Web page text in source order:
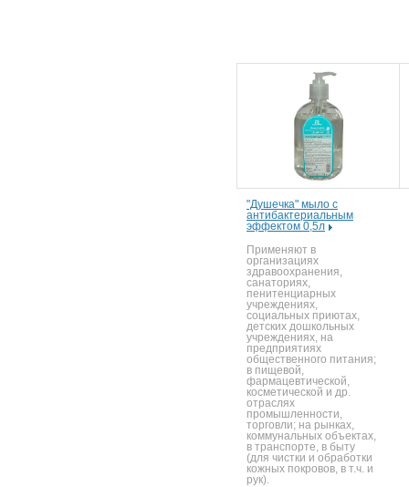
"Душечка" мыло с
антибактериальным
эффектом 0,5л
Применяют в
организациях
здравоохранения,
санаториях,
пенитенциарных
учреждениях,
социальных приютах,
детских дошкольных
учреждениях, на
предприятиях
общественного питания;
в пищевой,
фармацевтической,
косметической и др.
отраслях
промышленности,
торговли; на рынках,
коммунальных объектах,
в транспорте, в быту
(для чистки и обработки
кожных покровов, в т.ч. и
рук).